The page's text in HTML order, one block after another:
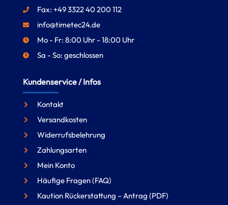
Fax: +49 3322 40 200 112
info@timetec24.de
Mo - Fr: 8:00 Uhr - 18:00 Uhr
Sa - So: geschlossen
Kundenservice / Infos
Kontakt
Versandkosten
Widerrufsbelehrung
Zahlungsarten
Mein Konto
Häufige Fragen (FAQ)
Kaution Rückerstattung – Antrag (PDF)